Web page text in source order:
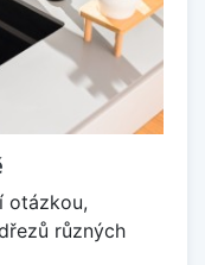
otázkou,
různých